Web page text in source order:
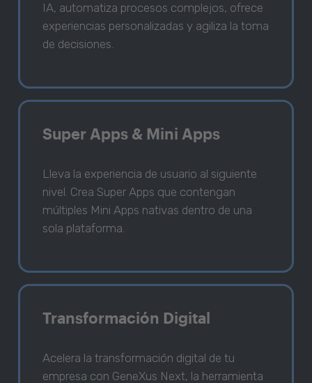
IA, automatiza procesos complejos, ofrece
experiencias personalizadas y agiliza la toma
de decisiones.
Super Apps & Mini Apps
Lleva la experiencia de usuario al siguiente
nivel. Crea Super Apps que contengan
múltiples Mini Apps nativas dentro de una
sola plataforma.
Transformación Digital
Acelera la transformación digital de tu
empresa con GeneXus Next, la herramienta